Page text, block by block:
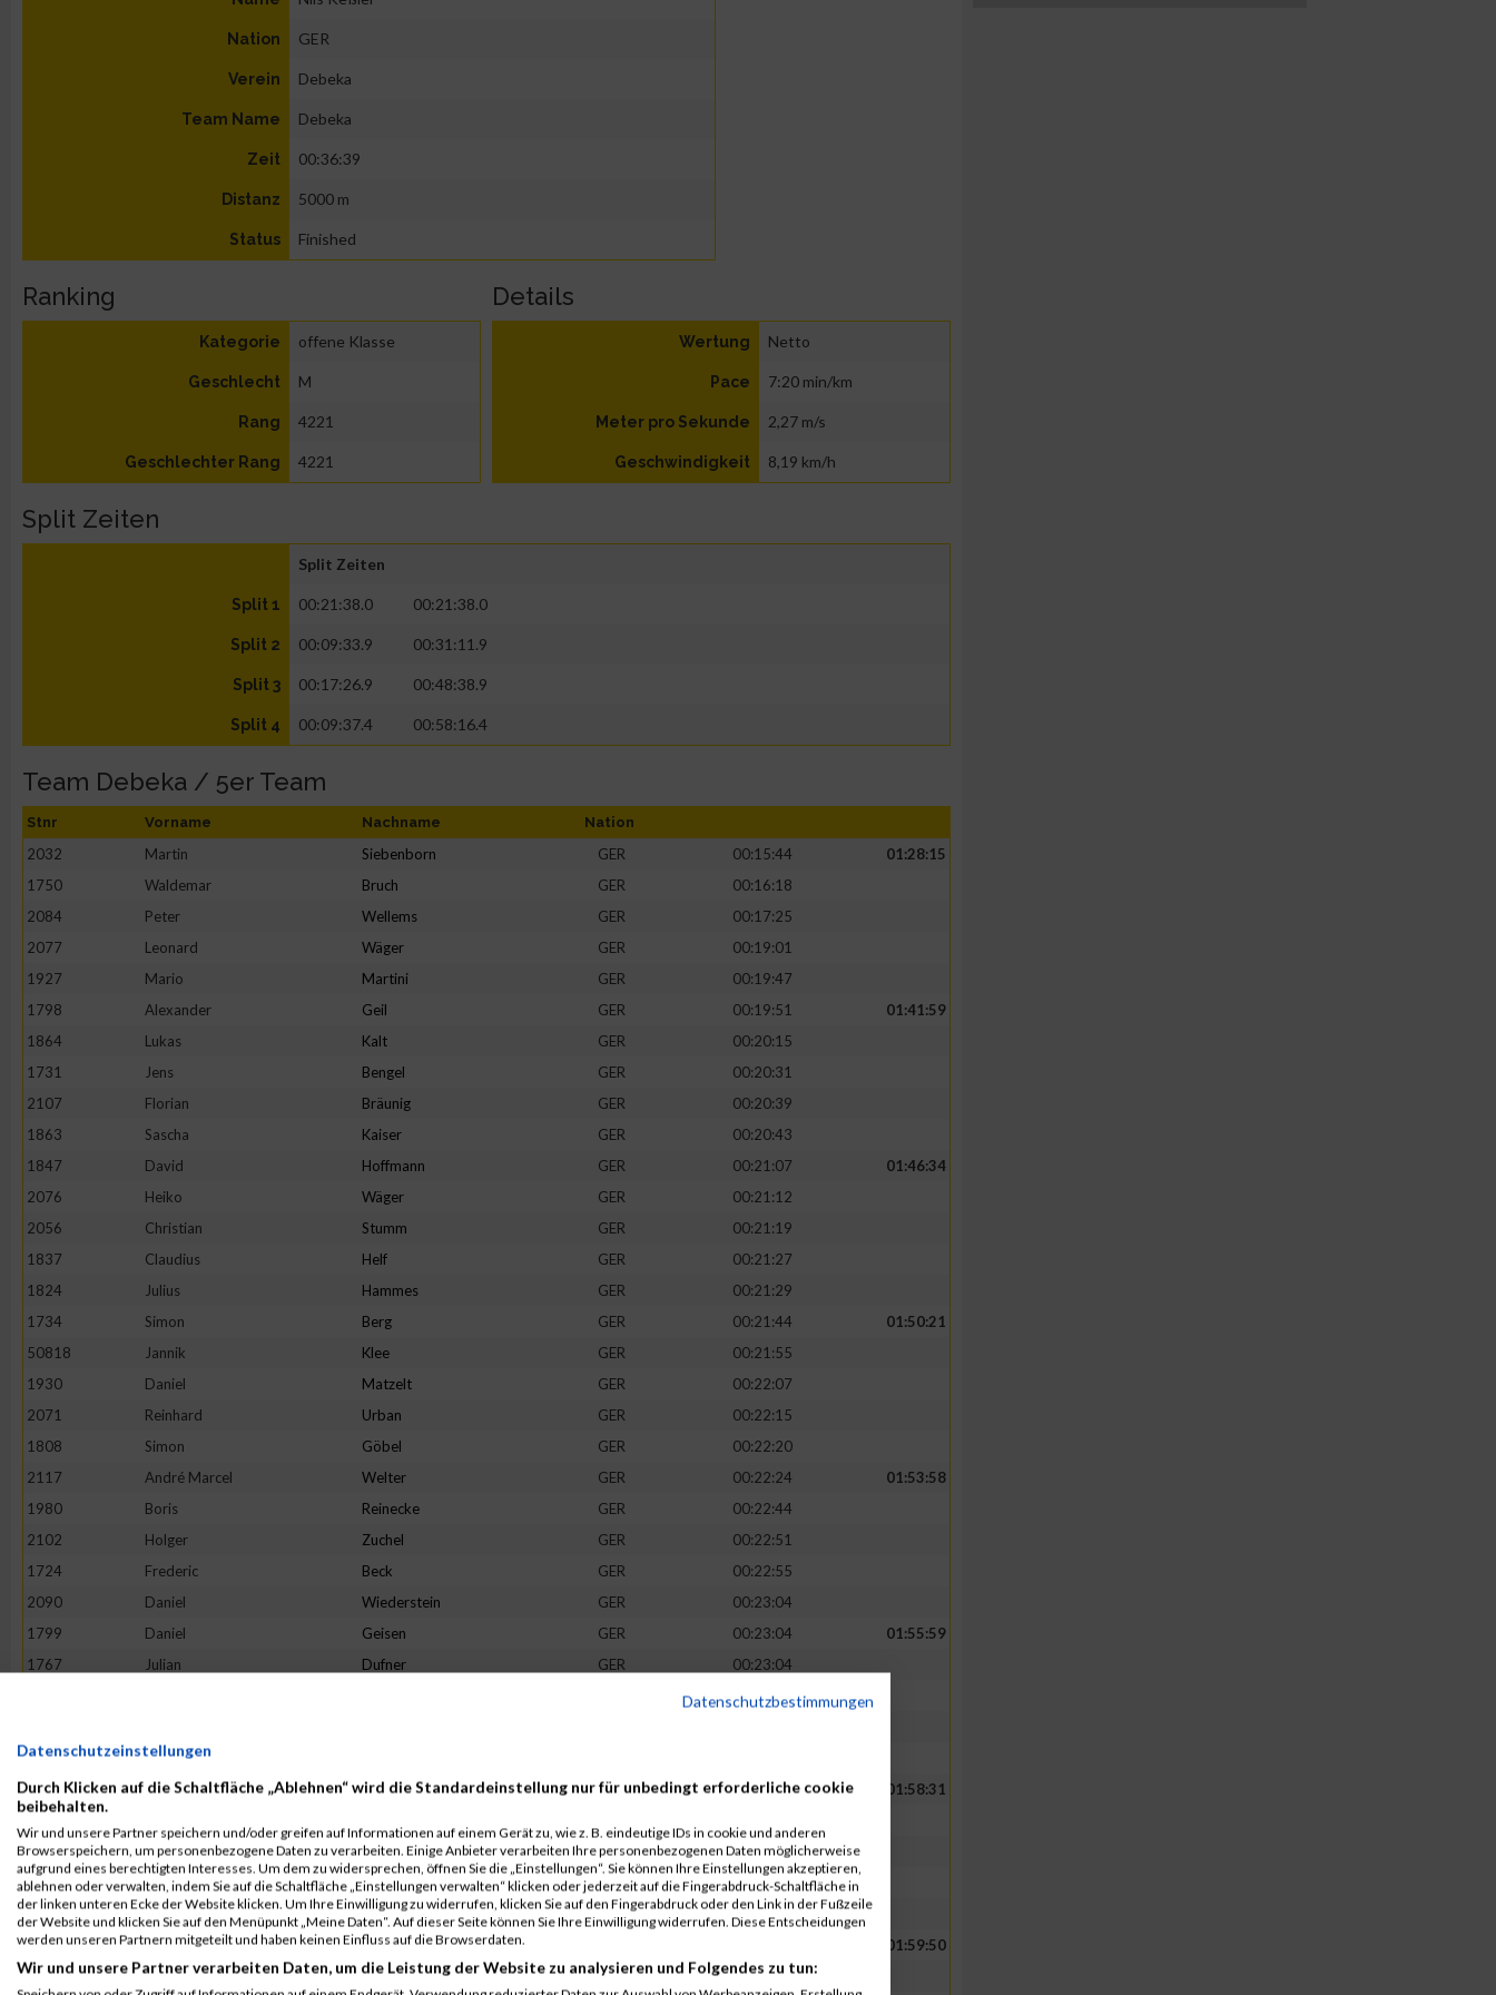
Nation GER
Verein Debeka
Team Name Debeka
Zeit 00:36:39
Distanz 5000 m
Status Finished
Ranking
Kategorie offene Klasse
Geschlecht M
Rang 4221
Geschlechter Rang 4221
Details
Wertung Netto
Pace 7:20 min/km
Meter pro Sekunde 2,27 m/s
Geschwindigkeit 8,19 km/h
Split Zeiten
Split Zeiten
Split 1 00:21:38.0 00:21:38.0
Split 2 00:09:33.9 00:31:11.9
Split 3 00:17:26.9 00:48:38.9
Split 4 00:09:37.4 00:58:16.4
Team Debeka / 5er Team
Stnr Vorname Nachname Nation
2032 Martin Siebenborn GER 00:15:44
01:28:15
1750
Waldemar Bruch GER
00:16:18
2084
Peter Wellems GER
00:17:25
2077
Leonard Wäger GER
00:19:01
1927
Mario Martini GER
00:19:47
1798
Alexander Geil GER 00:19:51
01:41:59
1864
Lukas Kalt GER
00:20:15
1731
Jens Bengel GER
00:20:31
2107
Florian Bräunig GER
00:20:39
1863
Sascha Kaiser GER
00:20:43
1847
David Hoffmann GER 00:21:07
01:46:34
2076
Heiko Wäger GER
00:21:12
2056
Christian Stumm GER
00:21:19
1837
Claudius Helf GER
00:21:27
1824
Julius Hammes GER
00:21:29
1734
Simon Berg GER 00:21:44
01:50:21
50818
Jannik Klee GER
00:21:55
1930
Daniel Matzelt GER
00:22:07
2071
Reinhard Urban GER
00:22:15
1808
Simon Göbel GER
00:22:20
2117
André Marcel Welter GER 00:22:24
01:53:58
1980
Boris Reinecke GER
00:22:44
2102
Holger Zuchel GER
00:22:51
1724
Frederic Beck GER
00:22:55
2090
Daniel Wiederstein GER
00:23:04
1799
Daniel Geisen GER 00:23:04
01:55:59
1767
Julian Dufner GER
00:23:04
00:23:08
2022
Kevin
1772
Martin Egerer GER 00:23:33
01:58:31
1754
Stefan Buhr GER
00:23:44
1715
Rouven Bach GER
00:23:46
1890
David Krämer GER
00:23:50
1827
Markus Hartmann
01:59:50
1866
Sebastian Kaspers GER
00:23:54
Datenschutzbestimmungen
Datenschutzeinstellungen
Durch Klicken auf die Schaltfläche „Ablehnen“ wird die Standardeinstellung nur für unbedingt erforderliche cookie
beibehalten.
Wir und unsere Partner speichern und/oder greifen auf Informationen auf einem Gerät zu, wie z. B. eindeutige IDs in cookie und anderen
Browserspeichern, um personenbezogene Daten zu verarbeiten. Einige Anbieter verarbeiten Ihre personenbezogenen Daten möglicherweise
aufgrund eines berechtigten Interesses. Um dem zu widersprechen, öffnen Sie die „Einstellungen“. Sie können Ihre Einstellungen akzeptieren,
ablehnen oder verwalten, indem Sie auf die Schaltfläche „Einstellungen verwalten“ klicken oder jederzeit auf die Fingerabdruck-Schaltfläche in
der linken unteren Ecke der Website klicken. Um Ihre Einwilligung zu widerrufen, klicken Sie auf den Fingerabdruck oder den Link in der Fußzeile
der Website und klicken Sie auf den Menüpunkt „Meine Daten“. Auf dieser Seite können Sie Ihre Einwilligung widerrufen. Diese Entscheidungen
werden unseren Partnern mitgeteilt und haben keinen Einfluss auf die Browserdaten.
Wir und unsere Partner verarbeiten Daten, um die Leistung der Website zu analysieren und Folgendes zu tun: